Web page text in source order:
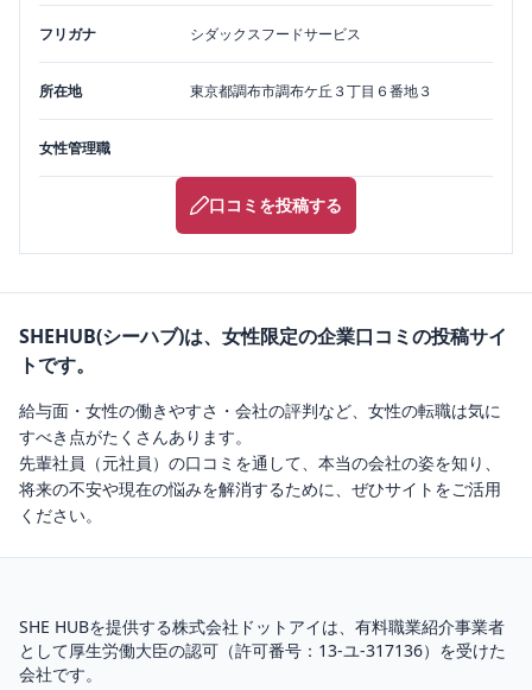
フリガナ シダックスフードサービス
所在地 東京都調布市調布ケ丘３丁目６番地３
女性管理職
口コミを投稿する
SHEHUB(シーハブ)は、女性限定の企業口コミの投稿サイ
トです。
給与面・女性の働きやすさ・会社の評判など、女性の転職は気に
すべき点がたくさんあります。
先輩社員（元社員）の口コミを通して、本当の会社の姿を知り、
将来の不安や現在の悩みを解消するために、ぜひサイトをご活用
ください。
SHE HUBを提供する株式会社ドットアイは、 有料職業紹介事業者
として厚生労働大臣の認可（許可番号：13-ユ-317136）を受けた
会社です。